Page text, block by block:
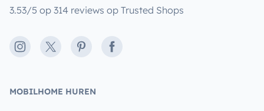
3.53/5 op 314 reviews op Trusted Shops
Instagram
X PinterestFacebook
MOBILHOME HUREN